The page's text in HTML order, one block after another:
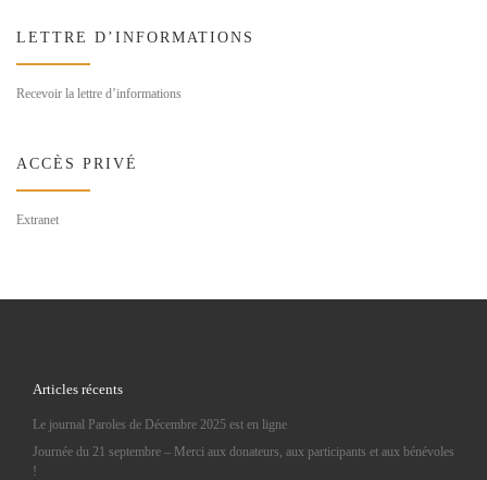
LETTRE D’INFORMATIONS
Recevoir la lettre d’informations
ACCÈS PRIVÉ
Extranet
Articles récents
Le journal Paroles de Décembre 2025 est en ligne
Journée du 21 septembre – Merci aux donateurs, aux participants et aux bénévoles
!